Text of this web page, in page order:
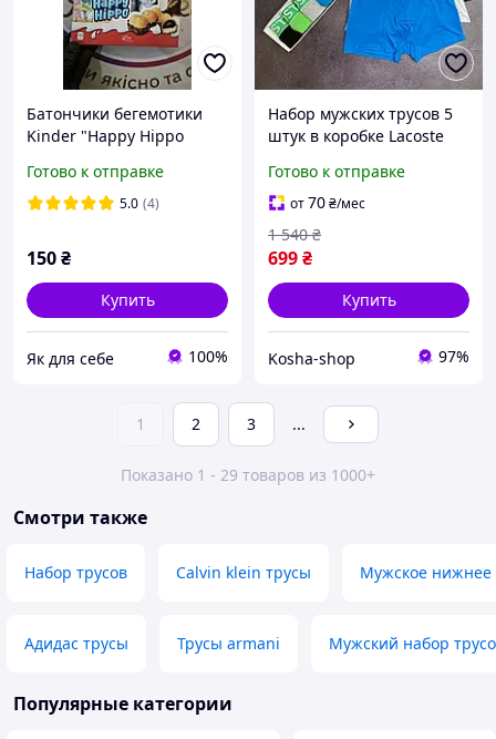
Батончики бегемотики
Kinder "Happy Hippo
Готово к отправке
5.0 (4)
150₴
Купить
Як для себе 100%
Набор мужских трусов 5
штук в коробке Lacoste
натуральные материалы
разные цвета Лакосте
Готово к отправке
от70₴/мес
699₴
1 540 ₴
Купить
Kosha-shop 97%
1 2 3 ...
Показано 1 - 29 товаров из 1000+
Смотри также
Набор трусов Calvin klein трусы Мужское нижнее
Адидас трусы Трусы armani Мужский набор
Популярные категории